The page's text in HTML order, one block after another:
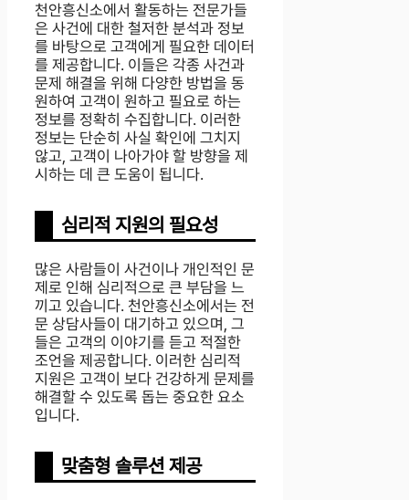
천안흥신소에서 활동하는 전문가들
은 사건에 대한 철저한 분석과 정보
를 바탕으로 고객에게 필요한 데이터
를 제공합니다. 이들은 각종 사건과
문제 해결을 위해 다양한 방법을 동
원하여 고객이 원하고 필요로 하는
정보를 정확히 수집합니다. 이러한
정보는 단순히 사실 확인에 그치지
않고, 고객이 나아가야 할 방향을 제
시하는 데 큰 도움이 됩니다.
심리적 지원의 필요성
많은 사람들이 사건이나 개인적인 문
제로 인해 심리적으로 큰 부담을 느
끼고 있습니다. 천안흥신소에서는 전
문 상담사들이 대기하고 있으며, 그
들은 고객의 이야기를 듣고 적절한
조언을 제공합니다. 이러한 심리적
지원은 고객이 보다 건강하게 문제를
해결할 수 있도록 돕는 중요한 요소
입니다.
맞춤형 솔루션 제공